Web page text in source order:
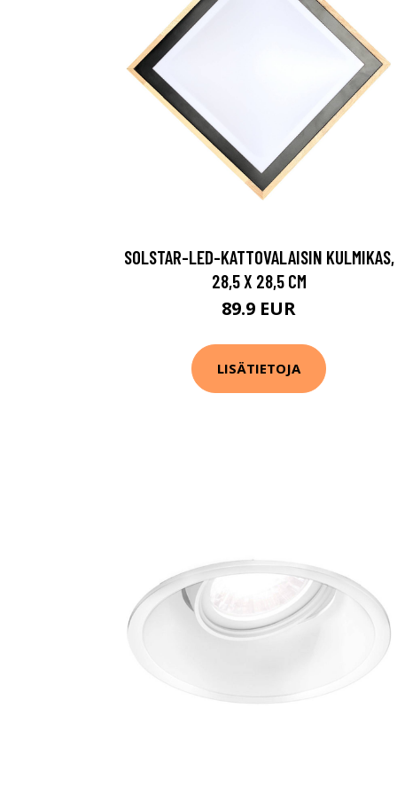
SOLSTAR-LED-KATTOVALAISIN KULMIKAS,
28,5 X 28,5 CM
89.9 EUR
LISÄTIETOJA